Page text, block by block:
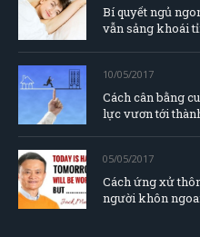
Bí quyết ngủ
vẫn sảng khoái
10/05/2017
Cách cân bằng
lực vươn tới
05/05/2017
Cách ứng xử
người khôn